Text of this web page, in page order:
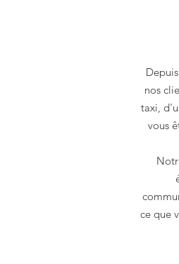
nos
taxi,
vous
ce que